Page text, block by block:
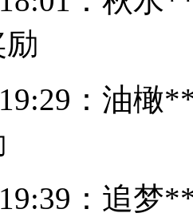
： 油橄
： 追梦